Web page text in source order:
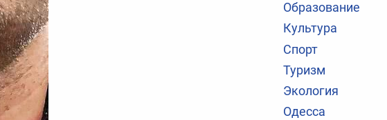
Образование
Культура
Спорт
Туризм
Экология
Одесса